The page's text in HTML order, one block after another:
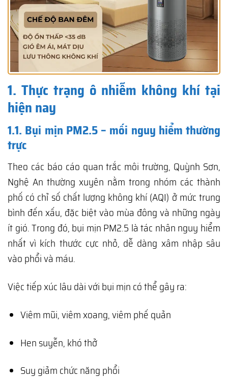
1. Thực trạng ô nhiễm không khí tại
hiện nay
1.1. Bụi mịn PM2.5 – mối nguy hiểm thường
trực
Theo các báo cáo quan trắc môi trường, Quỳnh Sơn,
Nghệ An thường xuyên nằm trong nhóm các thành
phố có chỉ số chất lượng không khí (AQI) ở mức trung
bình đến xấu, đặc biệt vào mùa đông và những ngày
ít gió. Trong đó, bụi mịn PM2.5 là tác nhân nguy hiểm
nhất vì kích thước cực nhỏ, dễ dàng xâm nhập sâu
vào phổi và máu.
Việc tiếp xúc lâu dài với bụi mịn có thể gây ra:
Viêm mũi, viêm xoang, viêm phế quản
Hen suyễn, khó thở
Suy giảm chức năng phổi